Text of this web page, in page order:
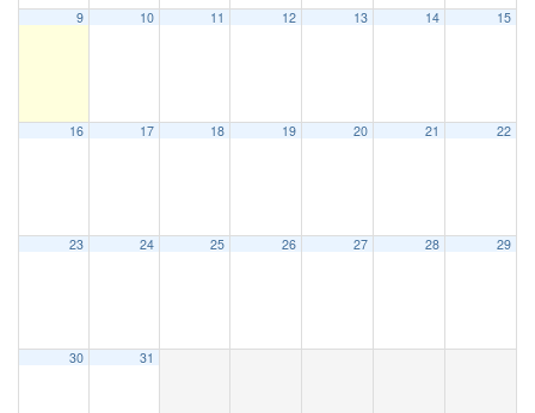
9 10 11 12 13 14 15
16 17 18 19 20 21 22
23 24 25 26 27 28 29
30 31